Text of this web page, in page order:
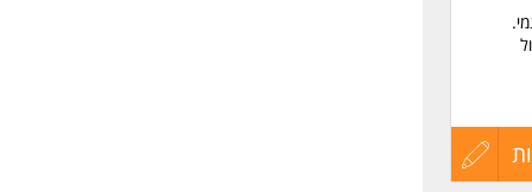
עדכון